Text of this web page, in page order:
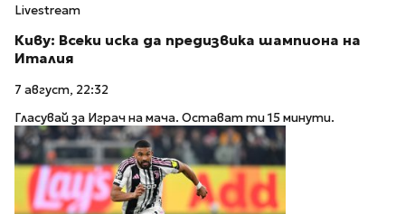
Livestream
Киву: Всеки иска да предизвика шампиона на
Италия
7 август, 22:32
Гласувай за Играч на мача. Остават ти 15 минути.